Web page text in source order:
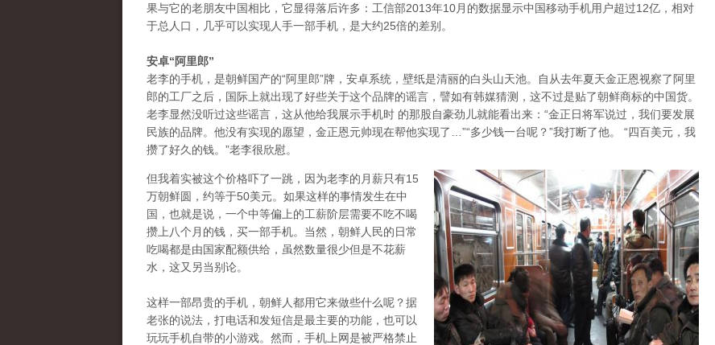
果与它的老朋友中国相比，它显得落后许多：工信部2013年10月的数据显示中国移动手机用户超过12亿，相对
于总人口，几乎可以实现人手一部手机，是大约25倍的差别。
安卓“阿里郎”
老李的手机，是朝鲜国产的“阿里郎”牌，安卓系统，壁纸是清丽的白头山天池。自从去年夏天金正恩视察了阿里
郎的工厂之后，国际上就出现了好些关于这个品牌的谣言，譬如有韩媒猜测，这不过是贴了朝鲜商标的中国货。
老李显然没听过这些谣言，这从他给我展示手机时 的那股自豪劲儿就能看出来：“金正日将军说过，我们要发展
民族的品牌。他没有实现的愿望，金正恩元帅现在帮他实现了…”“多少钱一台呢？”我打断了他。 “四百美元，我
攒了好久的钱。”老李很欣慰。
但我着实被这个价格吓了一跳，因为老李的月薪只有15
万朝鲜圆，约等于50美元。如果这样的事情发生在中
国，也就是说，一个中等偏上的工薪阶层需要不吃不喝
攒上八个月的钱，买一部手机。当然，朝鲜人民的日常
吃喝都是由国家配额供给，虽然数量很少但是不花薪
水，这又另当别论。
这样一部昂贵的手机，朝鲜人都用它来做些什么呢？据
老张的说法，打电话和发短信是最主要的功能，也可以
玩玩手机自带的小游戏。然而，手机上网是被严格禁止